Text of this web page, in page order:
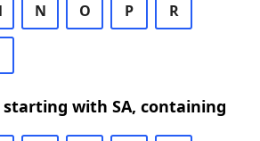
N O P R
with SA, containing